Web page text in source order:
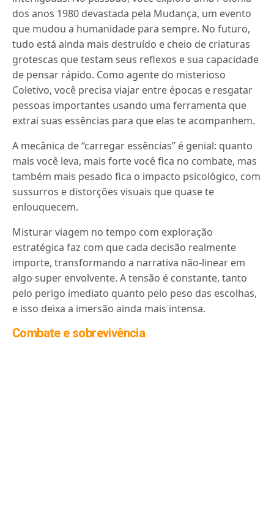
dos anos 1980 devastada pela Mudança, um evento
que mudou a humanidade para sempre. No futuro,
tudo está ainda mais destruído e cheio de criaturas
grotescas que testam seus reflexos e sua capacidade
de pensar rápido. Como agente do misterioso
Coletivo, você precisa viajar entre épocas e resgatar
pessoas importantes usando uma ferramenta que
extrai suas essências para que elas te acompanhem.
A mecânica de “carregar essências” é genial: quanto
mais você leva, mais forte você fica no combate, mas
também mais pesado fica o impacto psicológico, com
sussurros e distorções visuais que quase te
enlouquecem.
Misturar viagem no tempo com exploração
estratégica faz com que cada decisão realmente
importe, transformando a narrativa não-linear em
algo super envolvente. A tensão é constante, tanto
pelo perigo imediato quanto pelo peso das escolhas,
e isso deixa a imersão ainda mais intensa.
Combate e sobrevivência